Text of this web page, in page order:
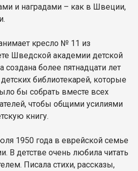
и наградами – как в Швеции,
кресло № 11 из
Шведской академии детской
создана более пятнадцати лет
библиотекарей, которые
бы собрать вместе всех
чтобы общими усилиями
книгу.
1950 года в еврейской семье
В детстве очень любила читать
Писала стихи, рассказы,